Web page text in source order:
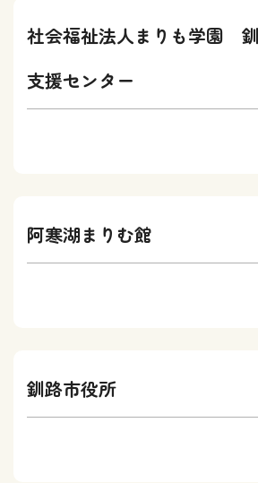
社会福祉法人まりも学園
支援センター
阿寒湖まりむ館
釧路市役所